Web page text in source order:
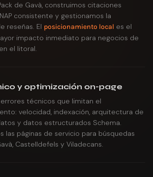
de Gavà, construimos citaciones
consistente y gestionamos la
reseñas. El posicionamiento local es el
impacto inmediato para negocios de
el litoral.
y optimización on-page
técnicos que limitan el
velocidad, indexación, arquitectura de
y datos estructurados Schema.
las páginas de servicio para búsquedas
Castelldefels y Viladecans.